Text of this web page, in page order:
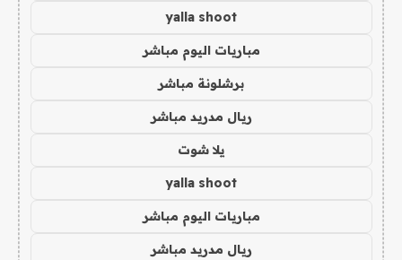
yalla shoot
مباريات اليوم مباشر
برشلونة مباشر
ريال مدريد مباشر
يلا شوت
yalla shoot
مباريات اليوم مباشر
ريال مدريد مباشر